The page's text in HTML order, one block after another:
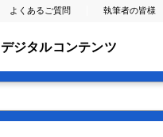
よくあるご質問 執筆者の皆様
デジタルコンテンツ